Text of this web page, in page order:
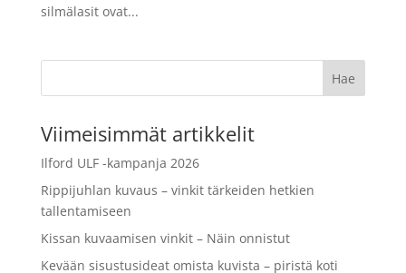
silmälasit ovat...
Viimeisimmät artikkelit
Ilford ULF -kampanja 2026
Rippijuhlan kuvaus – vinkit tärkeiden hetkien
tallentamiseen
Kissan kuvaamisen vinkit – Näin onnistut
Kevään sisustusideat omista kuvista – piristä koti